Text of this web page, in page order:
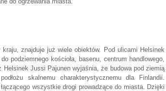
znajduje już wiele obiektów. Pod ulicami Helsinek
podziemnego kościoła, basenu, centrum handlowego,
Helsinek Jussi Pajunen wyjaśnia, że budowa pod ziemią
skalnemu charakterystycznemu dla Finlandii.
wszystkie drogi prowadzące do miasta. Dzięki